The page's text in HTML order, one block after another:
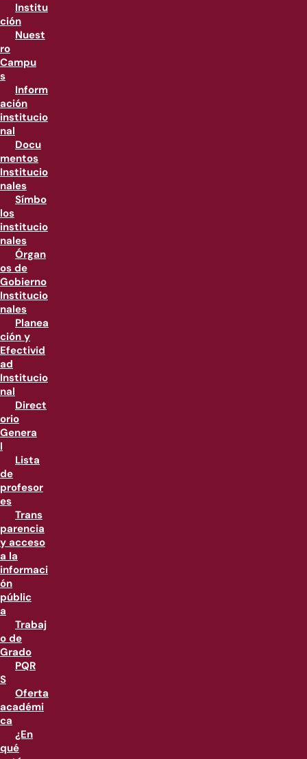
Institu
ción
Nuest
ro
Campu
s
Inform
ación
institucio
nal
Docu
mentos
Institucio
nales
Símbo
los
institucio
nales
Órgan
os de
Gobierno
Institucio
nales
Planea
ción y
Efectivid
ad
Institucio
nal
Direct
orio
Genera
l
Lista
de
profesor
es
Trans
parencia
y acceso
a la
informaci
ón
públic
a
Trabaj
o de
Grado
PQR
S
Oferta
académi
ca
¿En
qué